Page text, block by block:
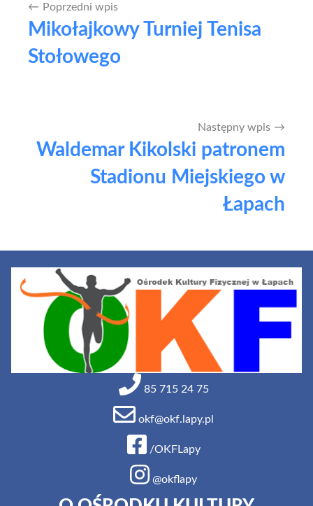
Nawigacja
wpisu
Poprzedni wpis
Mikołajkowy Turniej Tenisa
Stołowego
Następny wpis
Waldemar Kikolski patronem
Stadionu Miejskiego w
Łapach
85 715 24 75
okf@okf.lapy.pl
/OKFLapy
@okflapy